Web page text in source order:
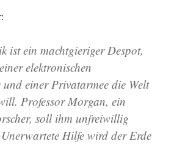
ist ein machtgieriger Despot,
elektronischen
und einer Privatarmee die Welt
Professor Morgan, ein
soll ihm unfreiwillig
Hilfe wird der Erde